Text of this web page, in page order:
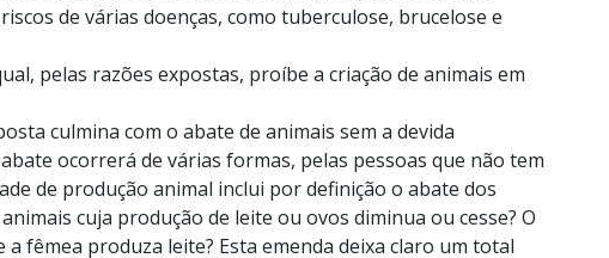
de várias doenças, como tuberculose, brucelose e
pelas razões expostas, proíbe a criação de animais em
culmina com o abate de animais sem a devida
ocorrerá de várias formas, pelas pessoas que não tem
de produção animal inclui por definição o abate dos
cuja produção de leite ou ovos diminua ou cesse? O
fêmea produza leite? Esta emenda deixa claro um total